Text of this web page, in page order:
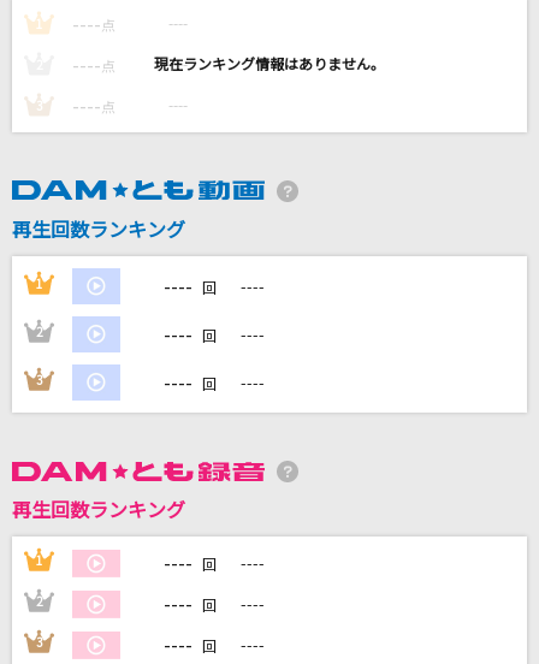
藍井エイル
motto☆派手にね!
戸松遥
嵐(アラシ)
カラオケ最新情報をチェック！
DAMに会員登録・ログインして
カラオケをもっと楽しもう！
家族や友達と一緒に！練習にも！
1 ---- 点 ----
---- 点 ----
3 ---- 点 ----
再生回数ランキング
1 ---- 回 ----
2 ---- 回 ----
3 ---- 回 ----
再生回数ランキング
1 ---- 回 ----
2 ---- 回 ----
3 ---- 回 ----